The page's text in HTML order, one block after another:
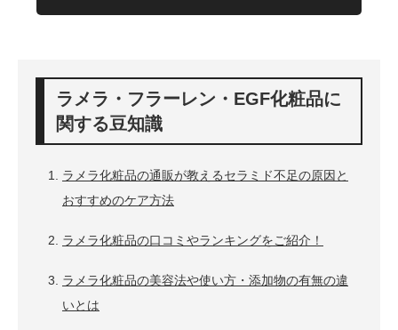
ラメラ・フラーレン・EGF化粧品に
関する豆知識
ラメラ化粧品の通販が教えるセラミド不足の原因と
おすすめのケア方法
ラメラ化粧品の口コミやランキングをご紹介！
ラメラ化粧品の美容法や使い方・添加物の有無の違
いとは